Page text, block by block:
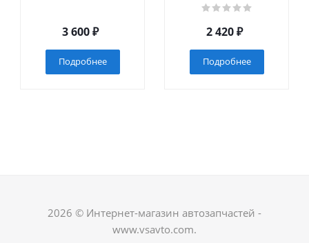
3 600₽
Подробнее
2 420₽
Подробнее
2026 © Интернет-магазин автозапчастей -
www.vsavto.com.